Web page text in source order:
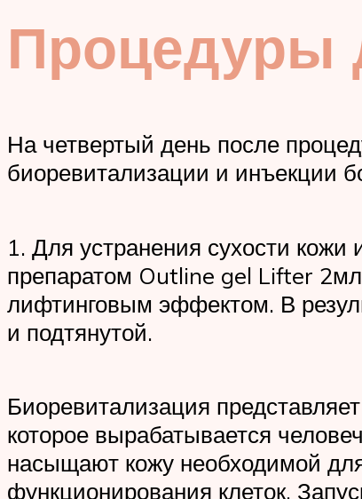
Процедуры
На четвертый день после
биоревитализации и инъекции
1. Для устранения сухости
препаратом Outline gel Lifter
лифтинговым эффектом. В
и подтянутой.
Биоревитализация
которое вырабатывается
насыщают кожу необходимой
функционирования клеток.